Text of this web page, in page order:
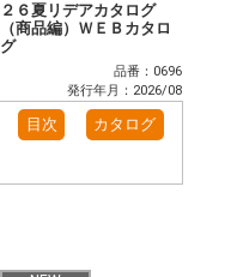
２６夏リデアカタログ
（商品編）ＷＥＢカタロ
グ
品番：0696
発行年月：2026/08
目次 カタログ